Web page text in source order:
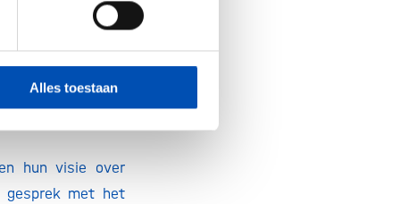
Alles toestaan
hun visie over
gesprek met het